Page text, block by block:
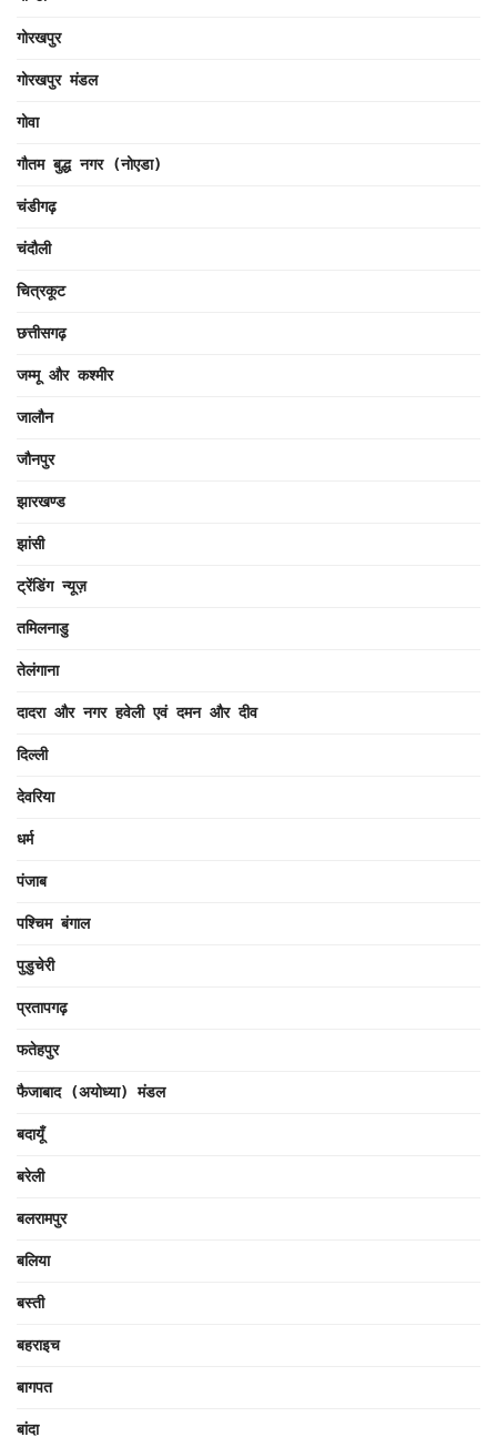
गोरखपुर
गोरखपुर मंडल
गोवा
गौतम बुद्ध नगर (नोएडा)
चंडीगढ़
चंदौली
चित्रकूट
छत्तीसगढ़
जम्मू और कश्मीर
जालौन
जौनपुर
झारखण्ड
झांसी
ट्रेंडिंग न्यूज़
तमिलनाडु
तेलंगाना
दादरा और नगर हवेली एवं दमन और दीव
दिल्ली
देवरिया
धर्म
पंजाब
पश्चिम बंगाल
पुडुचेरी
प्रतापगढ़
फतेहपुर
फैजाबाद (अयोध्या) मंडल
बदायूँ
बरेली
बलरामपुर
बलिया
बस्ती
बहराइच
बागपत
बांदा